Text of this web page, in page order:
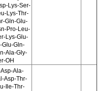
Lys-Ser-
Lys-Thr-
Gln-Glu-
Pro-Leu-
Lys-Glu-
Glu-Gln-
Ala-Gly-
OH
Ala-
Asp-Thr-
Ile-Thr-